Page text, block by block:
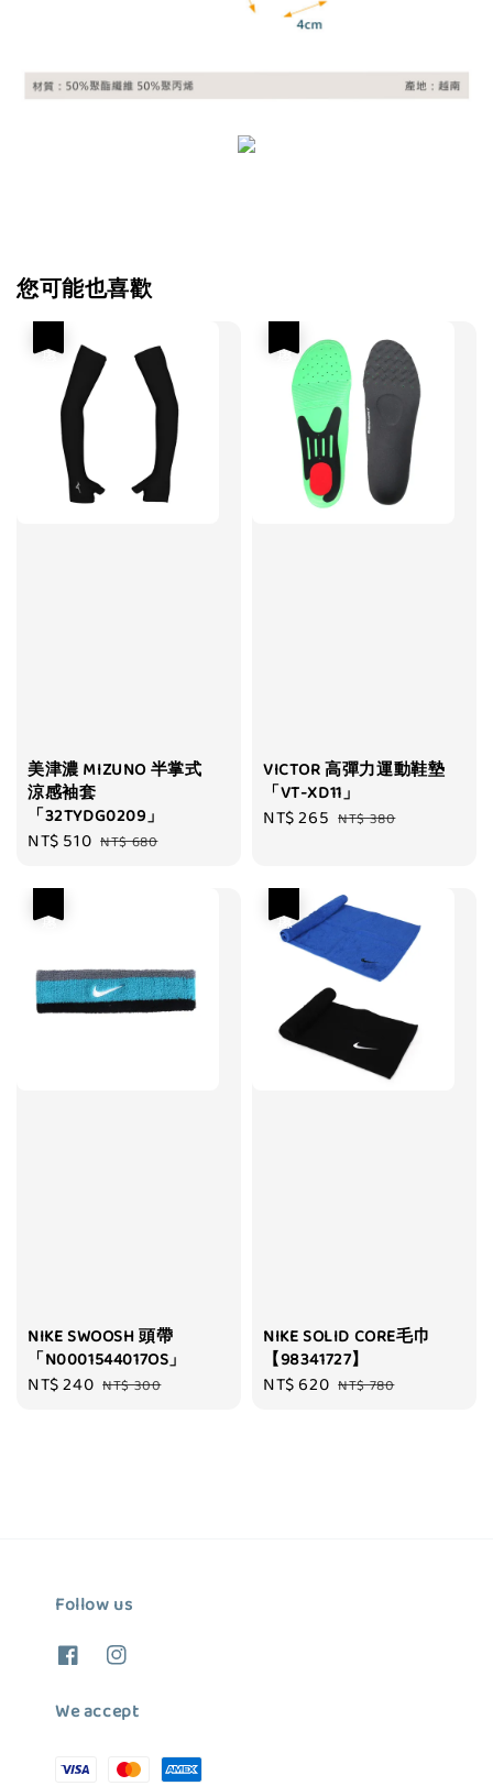
您可能也喜歡
美津濃 MIZUNO 半掌式
涼感袖套
「32TYDG0209」
Sale
NT$ 510 Regular
NT$ 680
VICTOR 高彈力運動鞋墊
「VT-XD11」
Sale
NT$ 265 Regular
NT$ 380
NIKE SWOOSH 頭帶
「N0001544017OS」
Sale
NT$ 240 Regular
NT$ 300
NIKE SOLID CORE毛巾
【98341727】
Sale
NT$ 620 Regular
NT$ 780
Follow us
We accept